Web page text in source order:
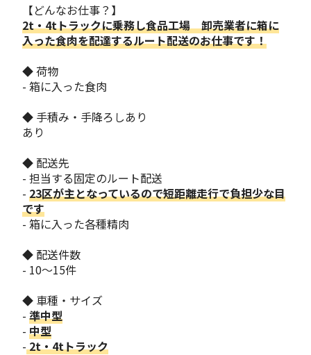
【どんなお仕事？】
2t・4tトラックに乗務し食品工場 卸売業者に箱に
入った食肉を配達するルート配送のお仕事です！
◆ 荷物
- 箱に入った食肉
◆ 手積み・手降ろしあり
あり
◆ 配送先
- 担当する固定のルート配送
-23区が主となっているので短距離走行で負担少な目
です
- 箱に入った各種精肉
◆ 配送件数
- 10～15件
◆ 車種・サイズ
-準中型
-中型
-2t・4tトラック